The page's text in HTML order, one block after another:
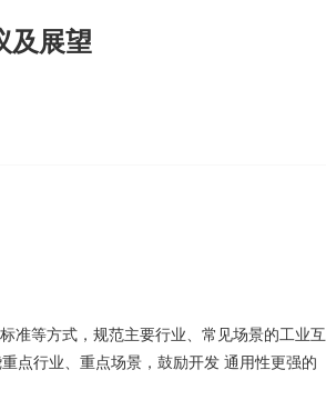
及展望
准等方式，规范主要行业、常见场景的工业互
点行业、重点场景，鼓励开发 通用性更强的